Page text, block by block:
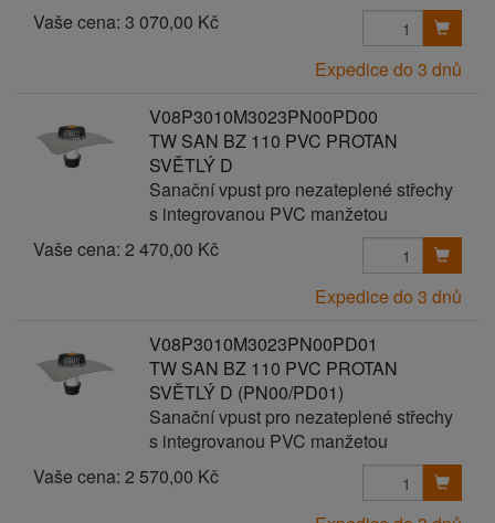
Vaše cena: 3 070,00 Kč
Expedice do 3 dnů
V08P3010M3023PN00PD00
TW SAN BZ 110 PVC PROTAN
SVĚTLÝ D
Sanační vpust pro nezateplené střechy
s integrovanou PVC manžetou
Vaše cena: 2 470,00 Kč
Expedice do 3 dnů
V08P3010M3023PN00PD01
TW SAN BZ 110 PVC PROTAN
SVĚTLÝ D (PN00/PD01)
Sanační vpust pro nezateplené střechy
s integrovanou PVC manžetou
Vaše cena: 2 570,00 Kč